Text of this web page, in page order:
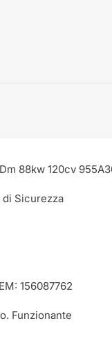
88kw 120cv
di Sicurezza
156087762
Funzionante